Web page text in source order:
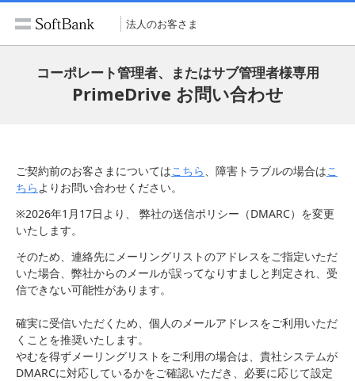
法人のお客さま
コーポレート管理者、またはサブ管理者様専用
PrimeDrive お問い合わせ
ご契約前のお客さまについてはこちら、障害トラブルの場合はこ
ちらよりお問い合わせください。
※2026年1月17日より、 弊社の送信ポリシー（DMARC）を変更
いたします。
そのため、連絡先にメーリングリストのアドレスをご指定いただ
いた場合、弊社からのメールが誤ってなりすましと判定され、受
信できない可能性があります。
確実に受信いただくため、個人のメールアドレスをご利用いただ
くことを推奨いたします。
やむを得ずメーリングリストをご利用の場合は、貴社システムが
DMARCに対応しているかをご確認いただき、必要に応じて設定